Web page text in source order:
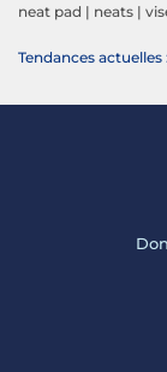
neat pad | neats |
Tendances actuelles :